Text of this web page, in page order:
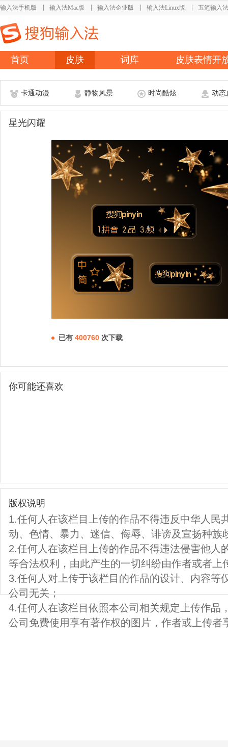
输入法手机版 输入法Mac版 输入法企业版 输入法Linux版 五笔输入法
首页 皮肤 词库 皮肤表情开
卡通动漫 静物风景 时尚酷炫 动态
星光闪耀
已有 400760 次下载
你可能还喜欢
版权说明
1.任何人在该栏目上传的作品不得违反中华人民
动、色情、暴力、迷信、侮辱、诽谤及宣扬种族
2.任何人在该栏目上传的作品不得违法侵害他人
等合法权利，由此产生的一切纠纷由作者或者上
3.任何人对上传于该栏目的作品的设计、内容等
公司无关；
4.任何人在该栏目依照本公司相关规定上传作品
公司免费使用享有著作权的图片，作者或上传者